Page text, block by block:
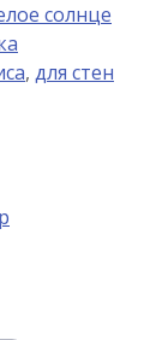
солнце
, для стен